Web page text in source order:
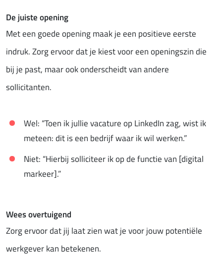
De juiste opening
Met een goede opening maak je een positieve eerste
indruk. Zorg ervoor dat je kiest voor een openingszin die
bij je past, maar ook onderscheidt van andere
sollicitanten.
Wel: “Toen ik jullie vacature op LinkedIn zag, wist ik
meteen: dit is een bedrijf waar ik wil werken.”
Niet: “Hierbij solliciteer ik op de functie van [digital
markeer].”
Wees overtuigend
Zorg ervoor dat jij laat zien wat je voor jouw potentiële
werkgever kan betekenen.